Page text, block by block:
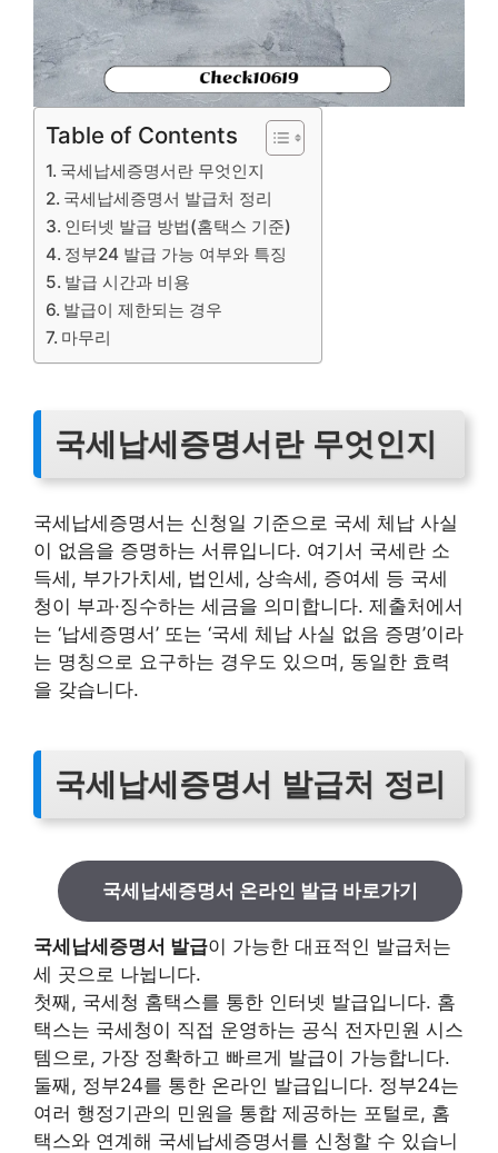
Table of Contents
국세납세증명서란 무엇인지
국세납세증명서 발급처 정리
인터넷 발급 방법(홈택스 기준)
정부24 발급 가능 여부와 특징
발급 시간과 비용
발급이 제한되는 경우
마무리
국세납세증명서란 무엇인지
국세납세증명서는 신청일 기준으로 국세 체납 사실
이 없음을 증명하는 서류입니다. 여기서 국세란 소
득세, 부가가치세, 법인세, 상속세, 증여세 등 국세
청이 부과·징수하는 세금을 의미합니다. 제출처에서
는 ‘납세증명서’ 또는 ‘국세 체납 사실 없음 증명’이라
는 명칭으로 요구하는 경우도 있으며, 동일한 효력
을 갖습니다.
국세납세증명서 발급처 정리
국세납세증명서 온라인 발급 바로가기
국세납세증명서 발급이 가능한 대표적인 발급처는
세 곳으로 나뉩니다.
첫째, 국세청 홈택스를 통한 인터넷 발급입니다. 홈
택스는 국세청이 직접 운영하는 공식 전자민원 시스
템으로, 가장 정확하고 빠르게 발급이 가능합니다.
둘째, 정부24를 통한 온라인 발급입니다. 정부24는
여러 행정기관의 민원을 통합 제공하는 포털로, 홈
택스와 연계해 국세납세증명서를 신청할 수 있습니